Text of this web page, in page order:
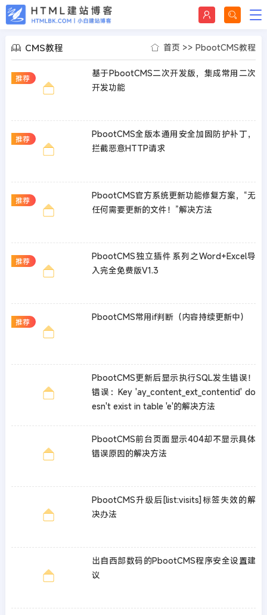
CMS教程 首页 >>PbootCMS教程
推荐
基于PbootCMS二次开发版，集成常用二次
开发功能
推荐
PbootCMS全版本通用安全加固防护补丁，
拦截恶意HTTP请求
推荐
PbootCMS官方系统更新功能修复方案，“无
任何需要更新的文件！”解决方法
推荐
PbootCMS独立插件系列之Word+Excel导
入完全免费版V1.3
推荐 PbootCMS常用if判断（内容持续更新中）
PbootCMS更新后显示执行SQL发生错误！
错误：Key 'ay_content_ext_contentid' do
esn't exist in table 'e'的解决方法
PbootCMS前台页面显示404却不显示具体
错误原因的解决方法
PbootCMS升级后[list:visits]标签失效的解
决办法
出自西部数码的PbootCMS程序安全设置建
议